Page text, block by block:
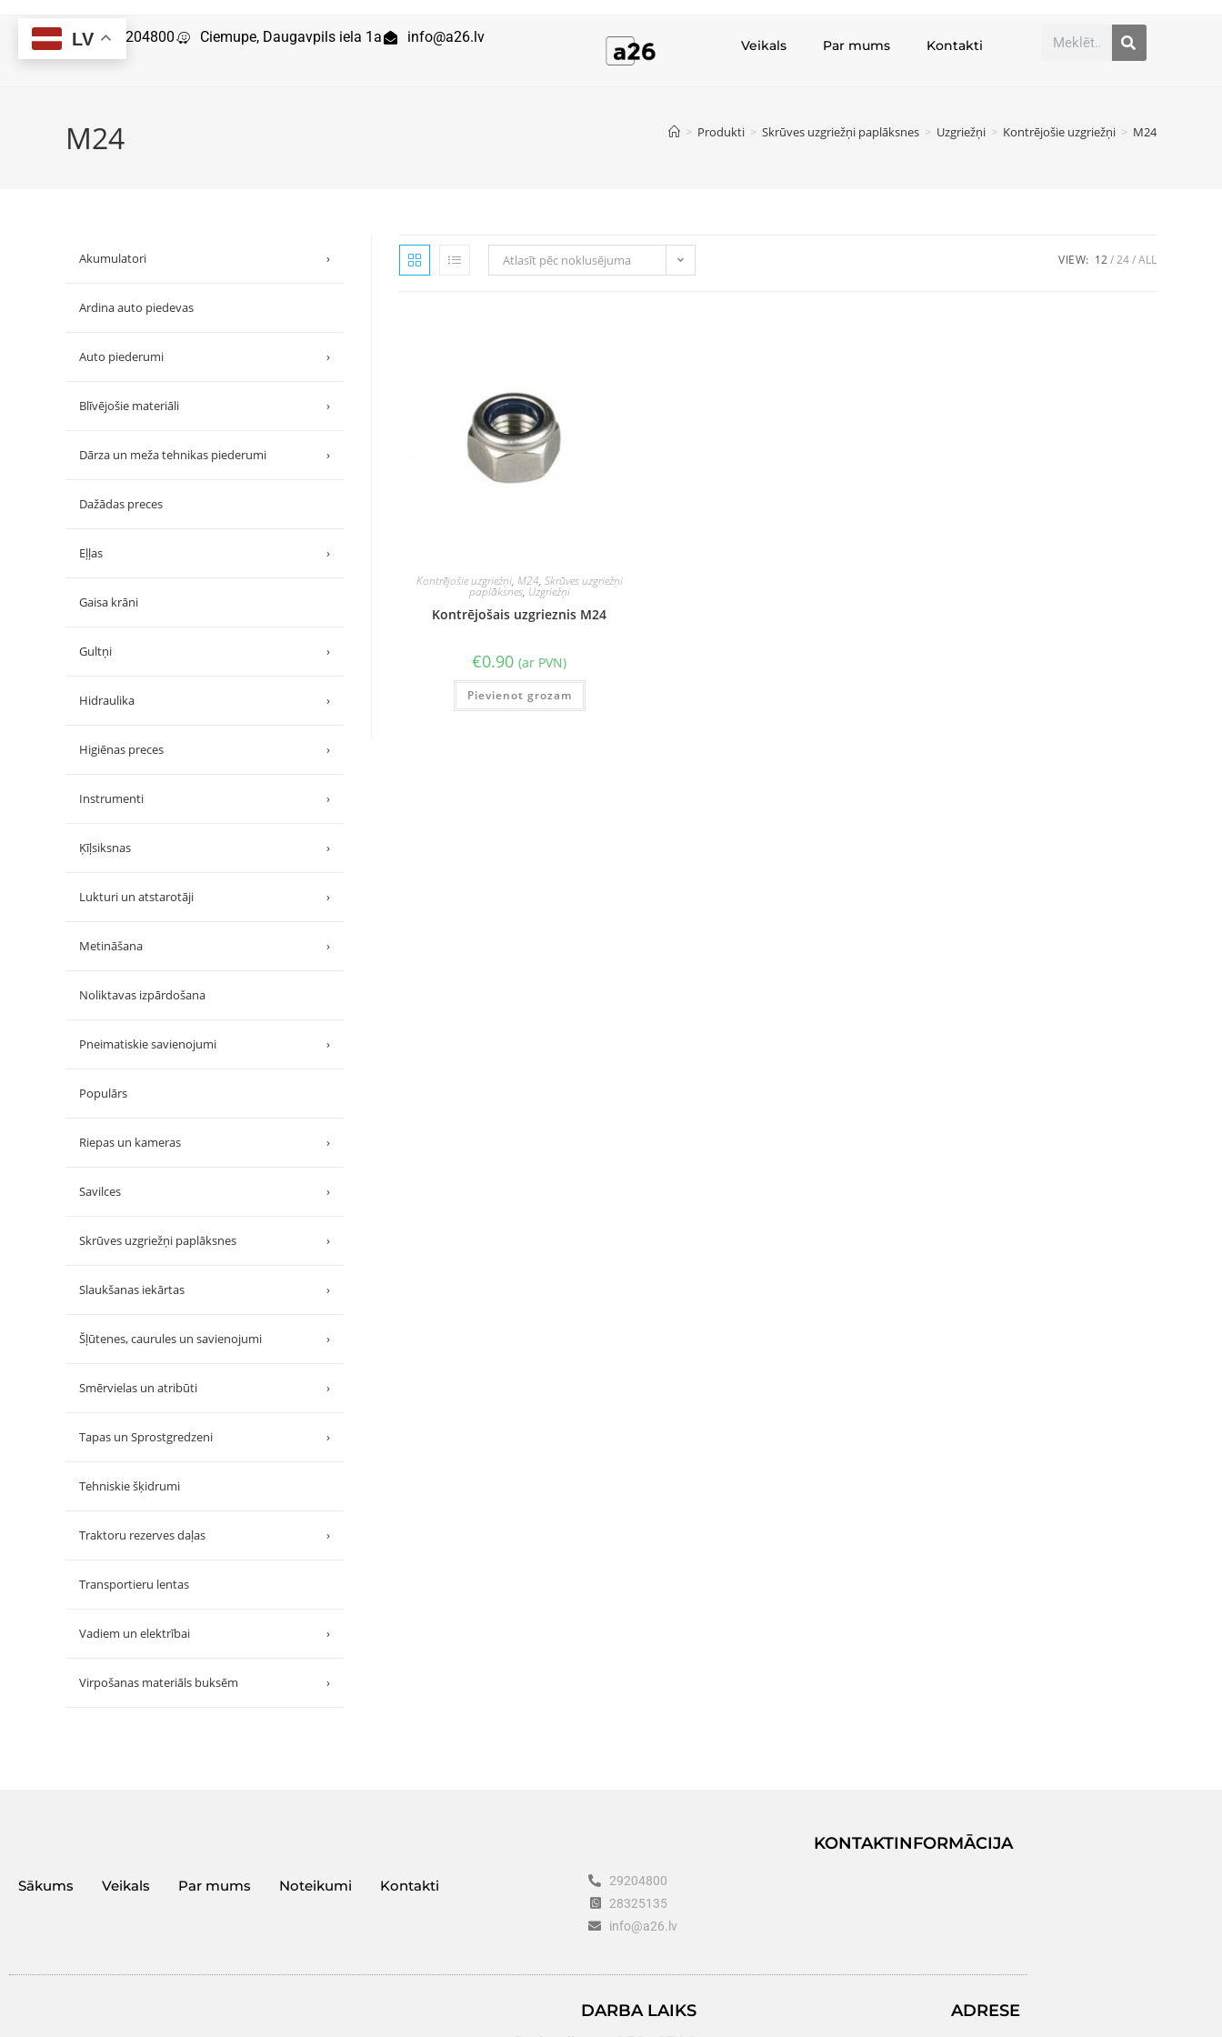
29204800 Ciemupe, Daugavpils iela 1a info@a26.lv Veikals Par mums Kontakti
M24 > Produkti > Skrūves uzgriežņi paplāksnes > Uzgriežņi > Kontrējošie uzgriežņi > M24
Atlasīt pēc noklusējuma VIEW: 12 24 ALL
Kontrējošie uzgriežņi, M24, Skrūves uzgriežņi
paplāksnes, Uzgriežņi
Kontrējošais uzgrieznis M24
€0.90 (ar PVN)
Pievienot grozam
Akumulatori ›
Ardina auto piedevas
Auto piederumi ›
Blīvējošie materiāli ›
Dārza un meža tehnikas piederumi ›
Dažādas preces
Eļļas ›
Gaisa krāni
Gultņi ›
Hidraulika ›
Higiēnas preces ›
Instrumenti ›
Ķīļsiksnas ›
Lukturi un atstarotāji ›
Metināšana ›
Noliktavas izpārdošana
Pneimatiskie savienojumi ›
Populārs
Riepas un kameras ›
Savilces ›
Skrūves uzgriežņi paplāksnes ›
Slaukšanas iekārtas ›
Šļūtenes, caurules un savienojumi ›
Smērvielas un atribūti ›
Tapas un Sprostgredzeni ›
Tehniskie šķidrumi
Traktoru rezerves daļas ›
Transportieru lentas
Vadiem un elektrībai ›
Virpošanas materiāls buksēm ›
Sākums Veikals Par mums Noteikumi Kontakti
KONTAKTINFORMĀCIJA
29204800
28325135
info@a26.lv
DARBA LAIKS ADRESE
LV